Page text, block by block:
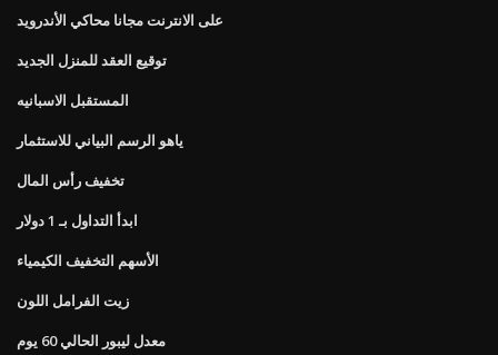
على الانترنت مجانا محاكي الأندرويد
توقيع العقد للمنزل الجديد
المستقبل الاسبانيه
ياهو الرسم البياني للاستثمار
تخفيف رأس المال
ابدأ التداول بـ 1 دولار
الأسهم التخفيف الكيمياء
زيت الفرامل اللون
معدل ليبور الحالي 60 يوم